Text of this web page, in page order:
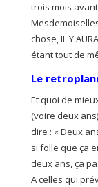
trois mois
chose, IL Y
étant tout de
Le
Et quoi de
(voire deux
dire : « Deux
si folle que ça
deux ans, ça
A celles qui